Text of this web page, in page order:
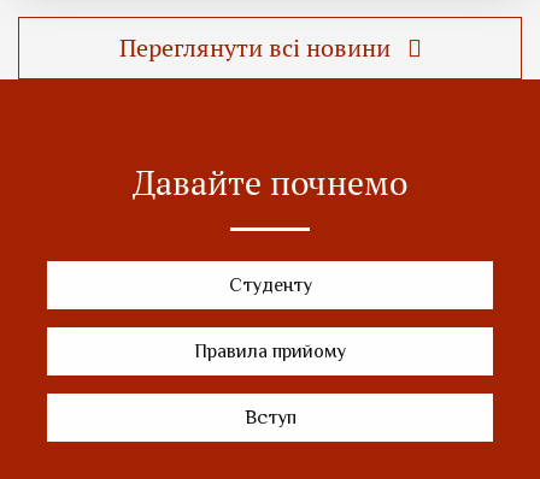
Переглянути всі новини
Давайте почнемо
Студенту
Правила прийому
Вступ